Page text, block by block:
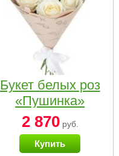
Букет белых роз
«Пушинка»
2 870руб.
Купить